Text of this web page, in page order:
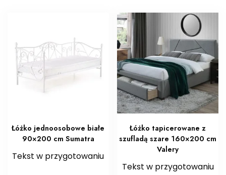
Łóżko jednoosobowe białe
90×200 cm Sumatra
Tekst w przygotowaniu
Łóżko tapicerowane z
szufladą szare 160×200 cm
Valery
Tekst w przygotowaniu